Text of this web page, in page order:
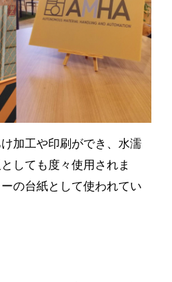
加工や印刷ができ、水濡
しても度々使用されま
の台紙として使われてい